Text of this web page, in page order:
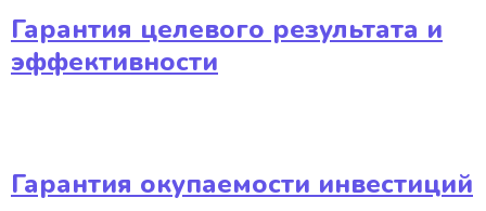
Гарантия целевого результата и
эффективности
Гарантия окупаемости инвестиций